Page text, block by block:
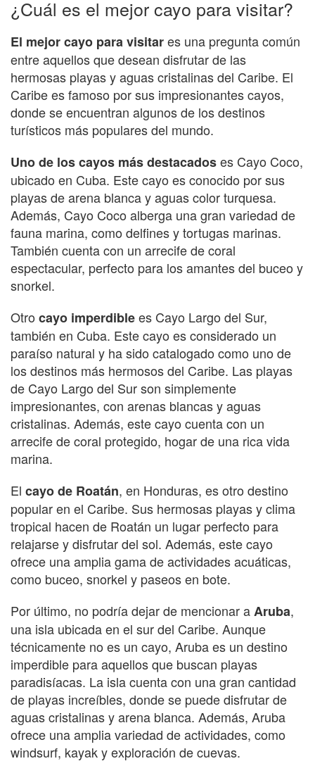
¿Cuál es el mejor cayo para visitar?
El mejor cayo para visitares una pregunta común
entre aquellos que desean disfrutar de las
hermosas playas y aguas cristalinas del Caribe. El
Caribe es famoso por sus impresionantes cayos,
donde se encuentran algunos de los destinos
turísticos más populares del mundo.
Uno de los cayos más destacadoses Cayo Coco,
ubicado en Cuba. Este cayo es conocido por sus
playas de arena blanca y aguas color turquesa.
Además, Cayo Coco alberga una gran variedad de
fauna marina, como delfines y tortugas marinas.
También cuenta con un arrecife de coral
espectacular, perfecto para los amantes del buceo y
snorkel.
Otro cayo imperdiblees Cayo Largo del Sur,
también en Cuba. Este cayo es considerado un
paraíso natural y ha sido catalogado como uno de
los destinos más hermosos del Caribe. Las playas
de Cayo Largo del Sur son simplemente
impresionantes, con arenas blancas y aguas
cristalinas. Además, este cayo cuenta con un
arrecife de coral protegido, hogar de una rica vida
marina.
El cayo de Roatán, en Honduras, es otro destino
popular en el Caribe. Sus hermosas playas y clima
tropical hacen de Roatán un lugar perfecto para
relajarse y disfrutar del sol. Además, este cayo
ofrece una amplia gama de actividades acuáticas,
como buceo, snorkel y paseos en bote.
Por último, no podría dejar de mencionar aAruba,
una isla ubicada en el sur del Caribe. Aunque
técnicamente no es un cayo, Aruba es un destino
imperdible para aquellos que buscan playas
paradisíacas. La isla cuenta con una gran cantidad
de playas increíbles, donde se puede disfrutar de
aguas cristalinas y arena blanca. Además, Aruba
ofrece una amplia variedad de actividades, como
windsurf, kayak y exploración de cuevas.